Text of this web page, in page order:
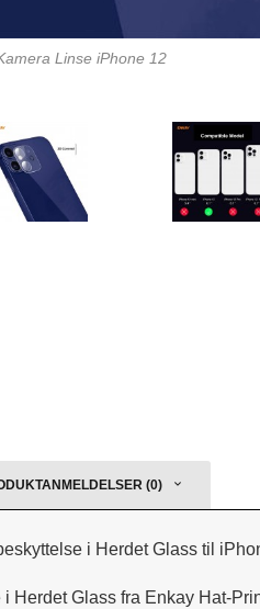
Linse iPhone 12
(0)
i Herdet Glass til
Herdet Glass fra Enkay Hat-